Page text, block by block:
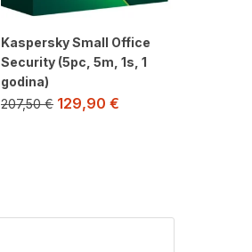
Kaspersky Small Office
Security (5pc, 5m, 1s, 1
godina)
207,50€ 129,90 €